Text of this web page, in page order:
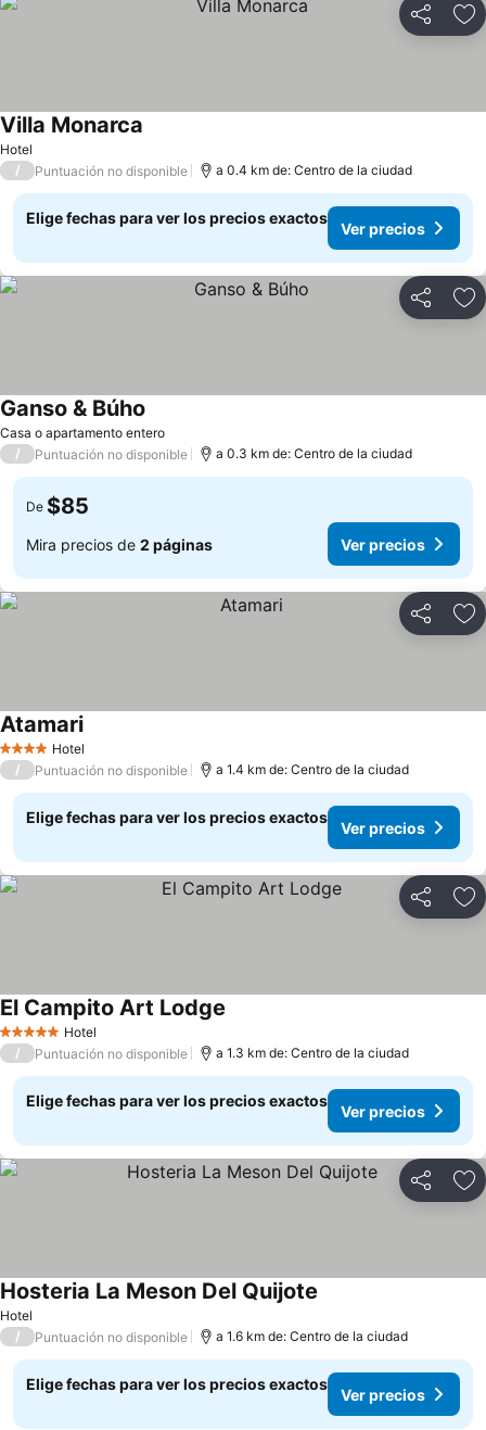
Compartir
Hotel
Villa Monarca
/ Puntuación no disponible a 0.4 km de: Centro de la ciudad
Elige fechas para ver los precios exactos
Ver precios
Compartir
Casa o apartamento entero
Ganso & Búho
/ Puntuación no disponible a 0.3 km de: Centro de la ciudad
De $85
Mira precios de 2 páginas Ver precios
Compartir
4 EstrellasHotel
Atamari
/ Puntuación no disponible a 1.4 km de: Centro de la ciudad
Elige fechas para ver los precios exactos
Ver precios
Compartir
5 Estrellas Hotel
El Campito Art Lodge
/ Puntuación no disponible a 1.3 km de: Centro de la ciudad
Elige fechas para ver los precios exactos
Ver precios
Compartir
Hotel
Hosteria La Meson Del Quijote
/ Puntuación no disponible a 1.6 km de: Centro de la ciudad
Elige fechas para ver los precios exactos
Ver precios